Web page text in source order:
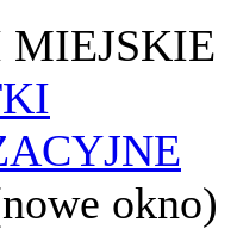
MIEJSKIE
okno)